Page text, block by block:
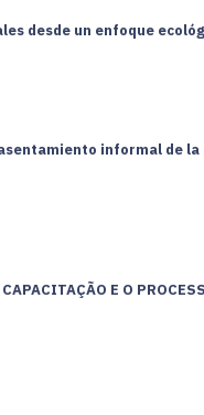
desde un enfoque
informal de
E O